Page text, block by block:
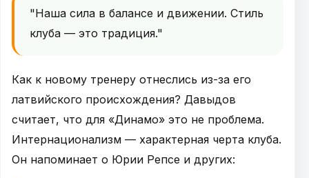
"Наша сила в балансе и движении. Стиль
клуба — это традиция."
Как к новому тренеру отнеслись из-за его
латвийского происхождения? Давыдов
считает, что для «Динамо» это не проблема.
Интернационализм — характерная черта клуба.
Он напоминает о Юрии Репсе и других: